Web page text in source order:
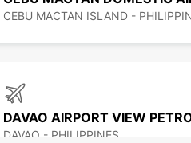
CEBU MACTAN ISLAND -
DAVAO - PHILIPPINES